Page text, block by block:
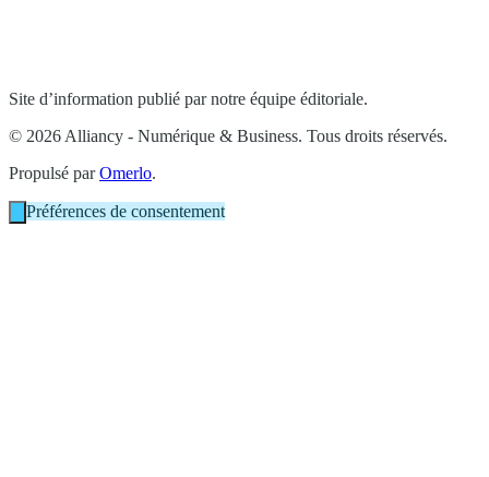
Site d’information publié par notre équipe éditoriale.
© 2026 Alliancy - Numérique & Business. Tous droits réservés.
Propulsé parOmerlo.
Préférences de consentement